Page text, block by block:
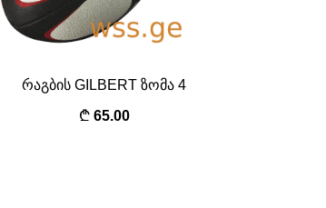
რაგბის GILBERT ზომა 4
65.00